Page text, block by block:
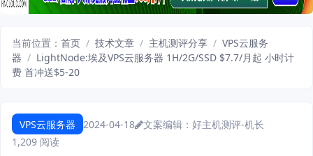
当前位置： 首页 / 技术文章 / 主机测评分享 / VPS云服务
器 / LightNode:埃及VPS云服务器 1H/2G/SSD $7.7/月起 小时计
费 首冲送$5-20
VPS云服务器 2024-04-18
文案编辑：好主机测评-机长
1,209 阅读